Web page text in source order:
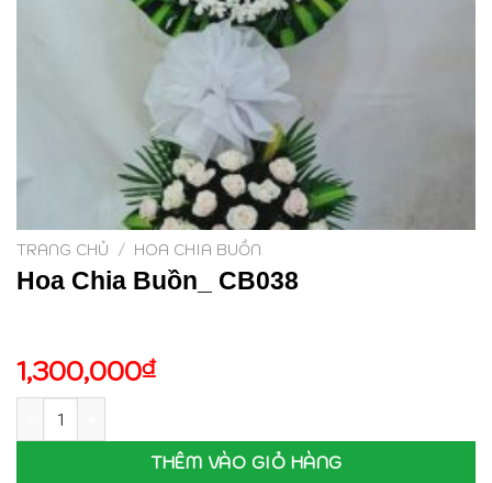
TRANG CHỦ / HOA CHIA BUỒN
Hoa Chia Buồn_ CB038
1,300,000₫
Hoa Chia Buồn_ CB038 số lượng
THÊM VÀO GIỎ HÀNG